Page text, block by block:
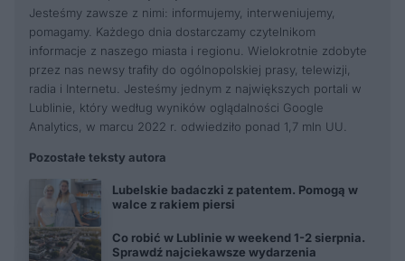
Jesteśmy zawsze z nimi: informujemy, interweniujemy,
pomagamy. Każdego dnia dostarczamy czytelnikom
informacje z naszego miasta i regionu. Wielokrotnie zdobyte
przez nas newsy trafiły do ogólnopolskiej prasy, telewizji,
radia i Internetu. Jesteśmy jednym z największych portali w
Lublinie, który według wyników oglądalności Google
Analytics, w marcu 2022 r. odwiedziło ponad 1,7 mln UU.
Pozostałe teksty autora
Lubelskie badaczki z patentem. Pomogą w
walce z rakiem piersi
Co robić w Lublinie w weekend 1-2 sierpnia.
Sprawdź najciekawsze wydarzenia